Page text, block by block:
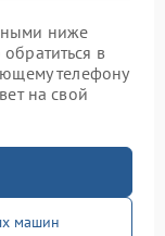
ниже
в
телефону
на свой
машин